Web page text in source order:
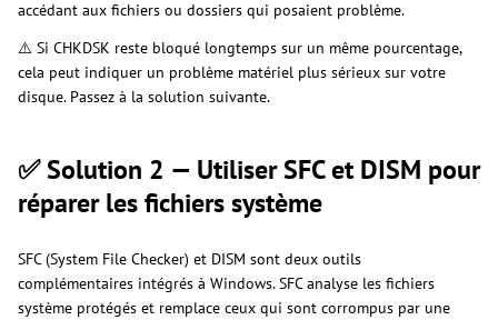
accédant aux fichiers ou dossiers qui posaient problème.
⚠️ Si CHKDSK reste bloqué longtemps sur un même pourcentage,
cela peut indiquer un problème matériel plus sérieux sur votre
disque. Passez à la solution suivante.
✅ Solution 2 — Utiliser SFC et DISM pour
réparer les fichiers système
SFC (System File Checker) et DISM sont deux outils
complémentaires intégrés à Windows. SFC analyse les fichiers
système protégés et remplace ceux qui sont corrompus par une